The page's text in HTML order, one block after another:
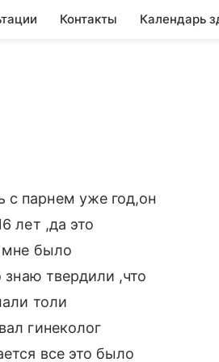
Контакты Календарь
с парнем уже год,он
лет ,да это
мне было
знаю твердили ,что
толи
гинеколог
все это было